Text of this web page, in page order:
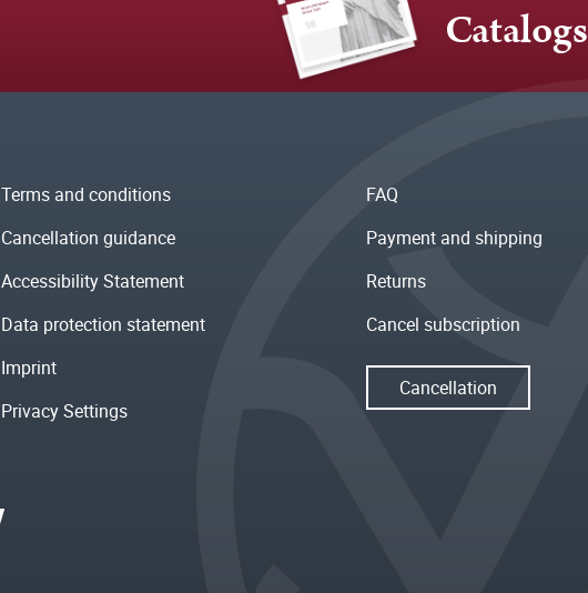
Catalogs
Terms and conditions
Cancellation guidance
Accessibility Statement
Data protection statement
Imprint
Privacy Settings
FAQ
Payment and shipping
Returns
Cancel subscription
Cancellation